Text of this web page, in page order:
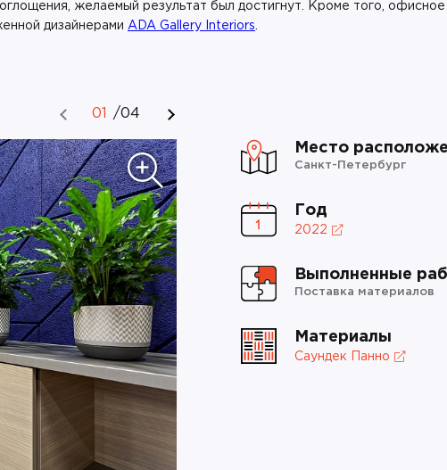
желаемый результат был достигнут. Кроме того,
дизайнерами ADA Gallery Interiors
01 /04
Место
Санкт-Петербург
Год
2022
Выполненные
Поставка материалов
Материалы
Саундек Панно